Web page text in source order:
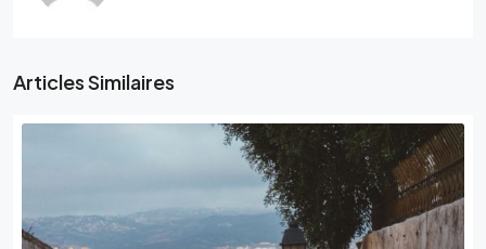
Articles Similaires